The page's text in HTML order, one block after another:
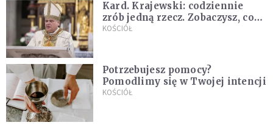
Kard. Krajewski: codziennie
zrób jedną rzecz. Zobaczysz, co
stanie się z twoim życiem
KOŚCIÓŁ
Potrzebujesz pomocy?
Pomodlimy się w Twojej intencji
KOŚCIÓŁ